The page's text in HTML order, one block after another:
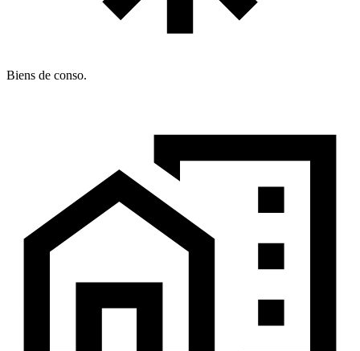
Biens de conso.